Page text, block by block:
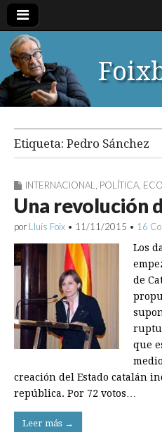
Etiqueta: Pedro Sánchez
INTERNACIONAL POLÍTICA
Una revolución
por Lluís Foix • 11/11/2015 • 16
Los
de
que
creación del Estado catalán
república. Por 72 votos…
Leer más →